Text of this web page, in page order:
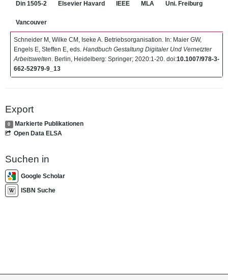
Din 1505-2 Elsevier Havard IEEE MLA Uni. Freiburg
Vancouver
Schneider M, Wilke CM, Iseke A. Betriebsorganisation. In: Maier GW,
Engels E, Steffen E, eds. Handbuch Gestaltung Digitaler Und Vernetzter
Arbeitswelten . Berlin, Heidelberg: Springer; 2020:1-20. doi:10.1007/978-3-
662-52979-9_13
Export
0
Markierte Publikationen
Open Data ELSA
Suchen in
Google Scholar
ISBN Suche